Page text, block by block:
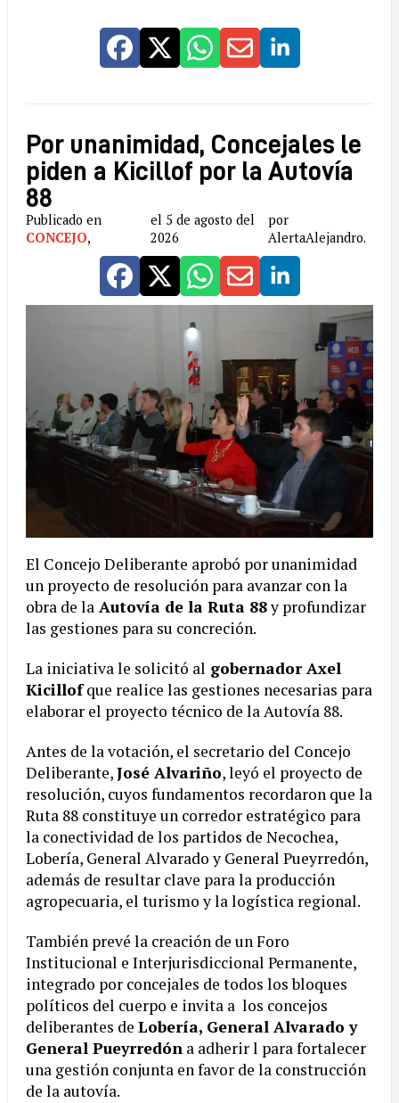
Por unanimidad, Concejales le
piden a Kicillof por la Autovía
88
Publicado en
CONCEJO,
el 5 de agosto del
2026
por
AlertaAlejandro.
El Concejo Deliberante aprobó por unanimidad
un proyecto de resolución para avanzar con la
obra de la Autovía de la Ruta 88y profundizar
las gestiones para su concreción.
La iniciativa le solicitó al gobernador Axel
Kicillofque realice las gestiones necesarias para
elaborar el proyecto técnico de la Autovía 88.
Antes de la votación, el secretario del Concejo
Deliberante,José Alvariño, leyó el proyecto de
resolución, cuyos fundamentos recordaron que la
Ruta 88 constituye un corredor estratégico para
la conectividad de los partidos de Necochea,
Lobería, General Alvarado y General Pueyrredón,
además de resultar clave para la producción
agropecuaria, el turismo y la logística regional.
También prevé la creación de un Foro
Institucional e Interjurisdiccional Permanente,
integrado por concejales de todos los bloques
políticos del cuerpo e invita a los concejos
deliberantes de Lobería, General Alvarado y
General Pueyrredón a adherir l para fortalecer
una gestión conjunta en favor de la construcción
de la autovía.